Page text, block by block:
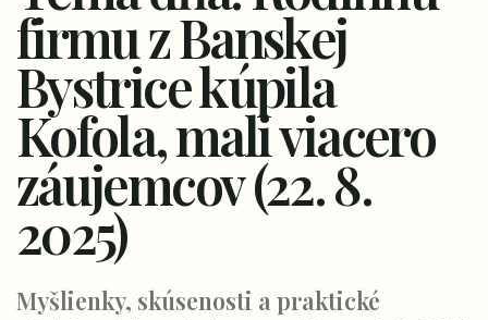
firmu z Banskej
Bystrice kúpila
Kofola, mali viacero
záujemcov (22. 8.
2025)
Myšlienky, skúsenosti a praktické